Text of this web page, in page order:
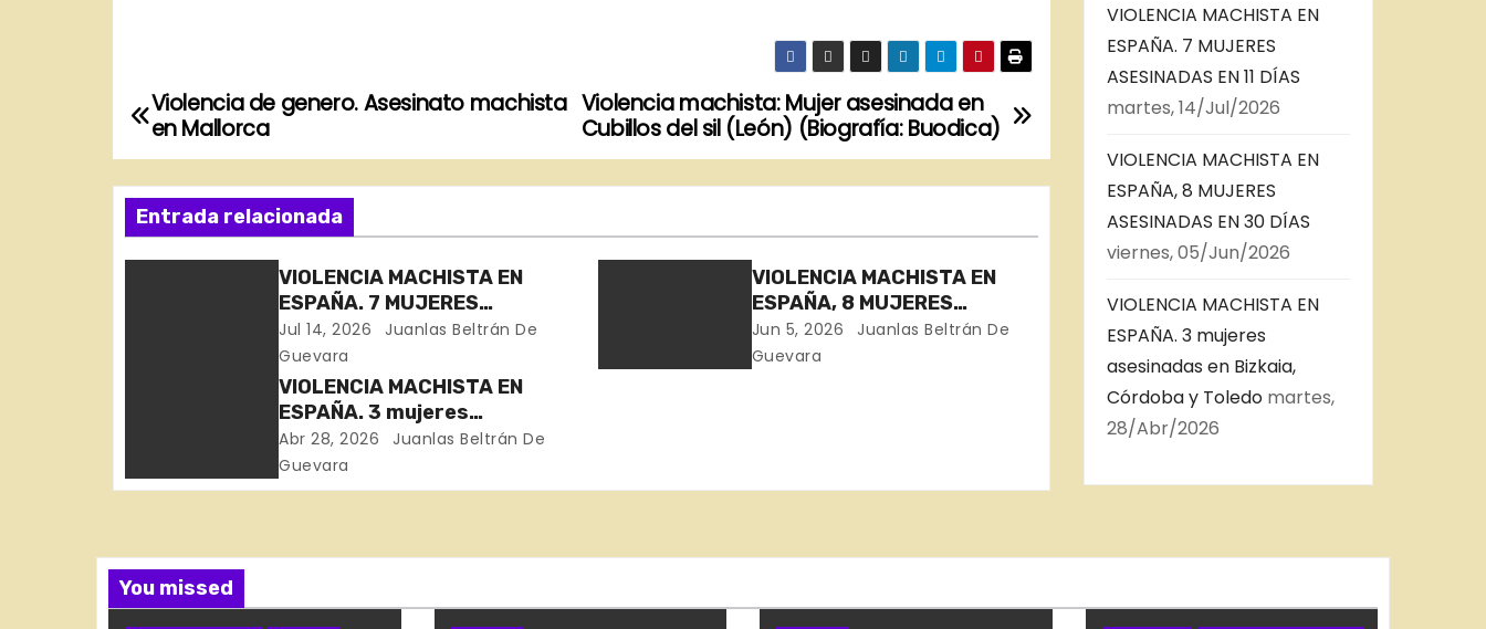
N
a
v
e
ó
d
Violencia machista: Mujer asesinada en
Cubillos del sil (León) (Biografía: Buodica)
Violencia de genero. Asesinato machista
en Mallorca
Entrada relacionada
VIOLENCIA MACHISTA EN
ESPAÑA. 7 MUJERES
ASESINADAS EN 11 DÍAS
Jul 14, 2026
Juanlas Beltrán De
Guevara
VIOLENCIA MACHISTA EN
ESPAÑA, 8 MUJERES
ASESINADAS EN 30 DÍAS
Jun 5, 2026
Juanlas Beltrán De
Guevara
VIOLENCIA MACHISTA EN
ESPAÑA. 3 mujeres
asesinadas en Bizkaia,
Córdoba y Toledo
Abr 28, 2026
Juanlas Beltrán De
Guevara
VIOLENCIA MACHISTA EN
ESPAÑA. 7 MUJERES
ASESINADAS EN 11 DÍAS
martes, 14/Jul/2026
VIOLENCIA MACHISTA EN
ESPAÑA, 8 MUJERES
ASESINADAS EN 30 DÍAS
viernes, 05/Jun/2026
VIOLENCIA MACHISTA EN
ESPAÑA. 3 mujeres
asesinadas en Bizkaia,
Córdoba y Toledo martes,
28/Abr/2026
You missed